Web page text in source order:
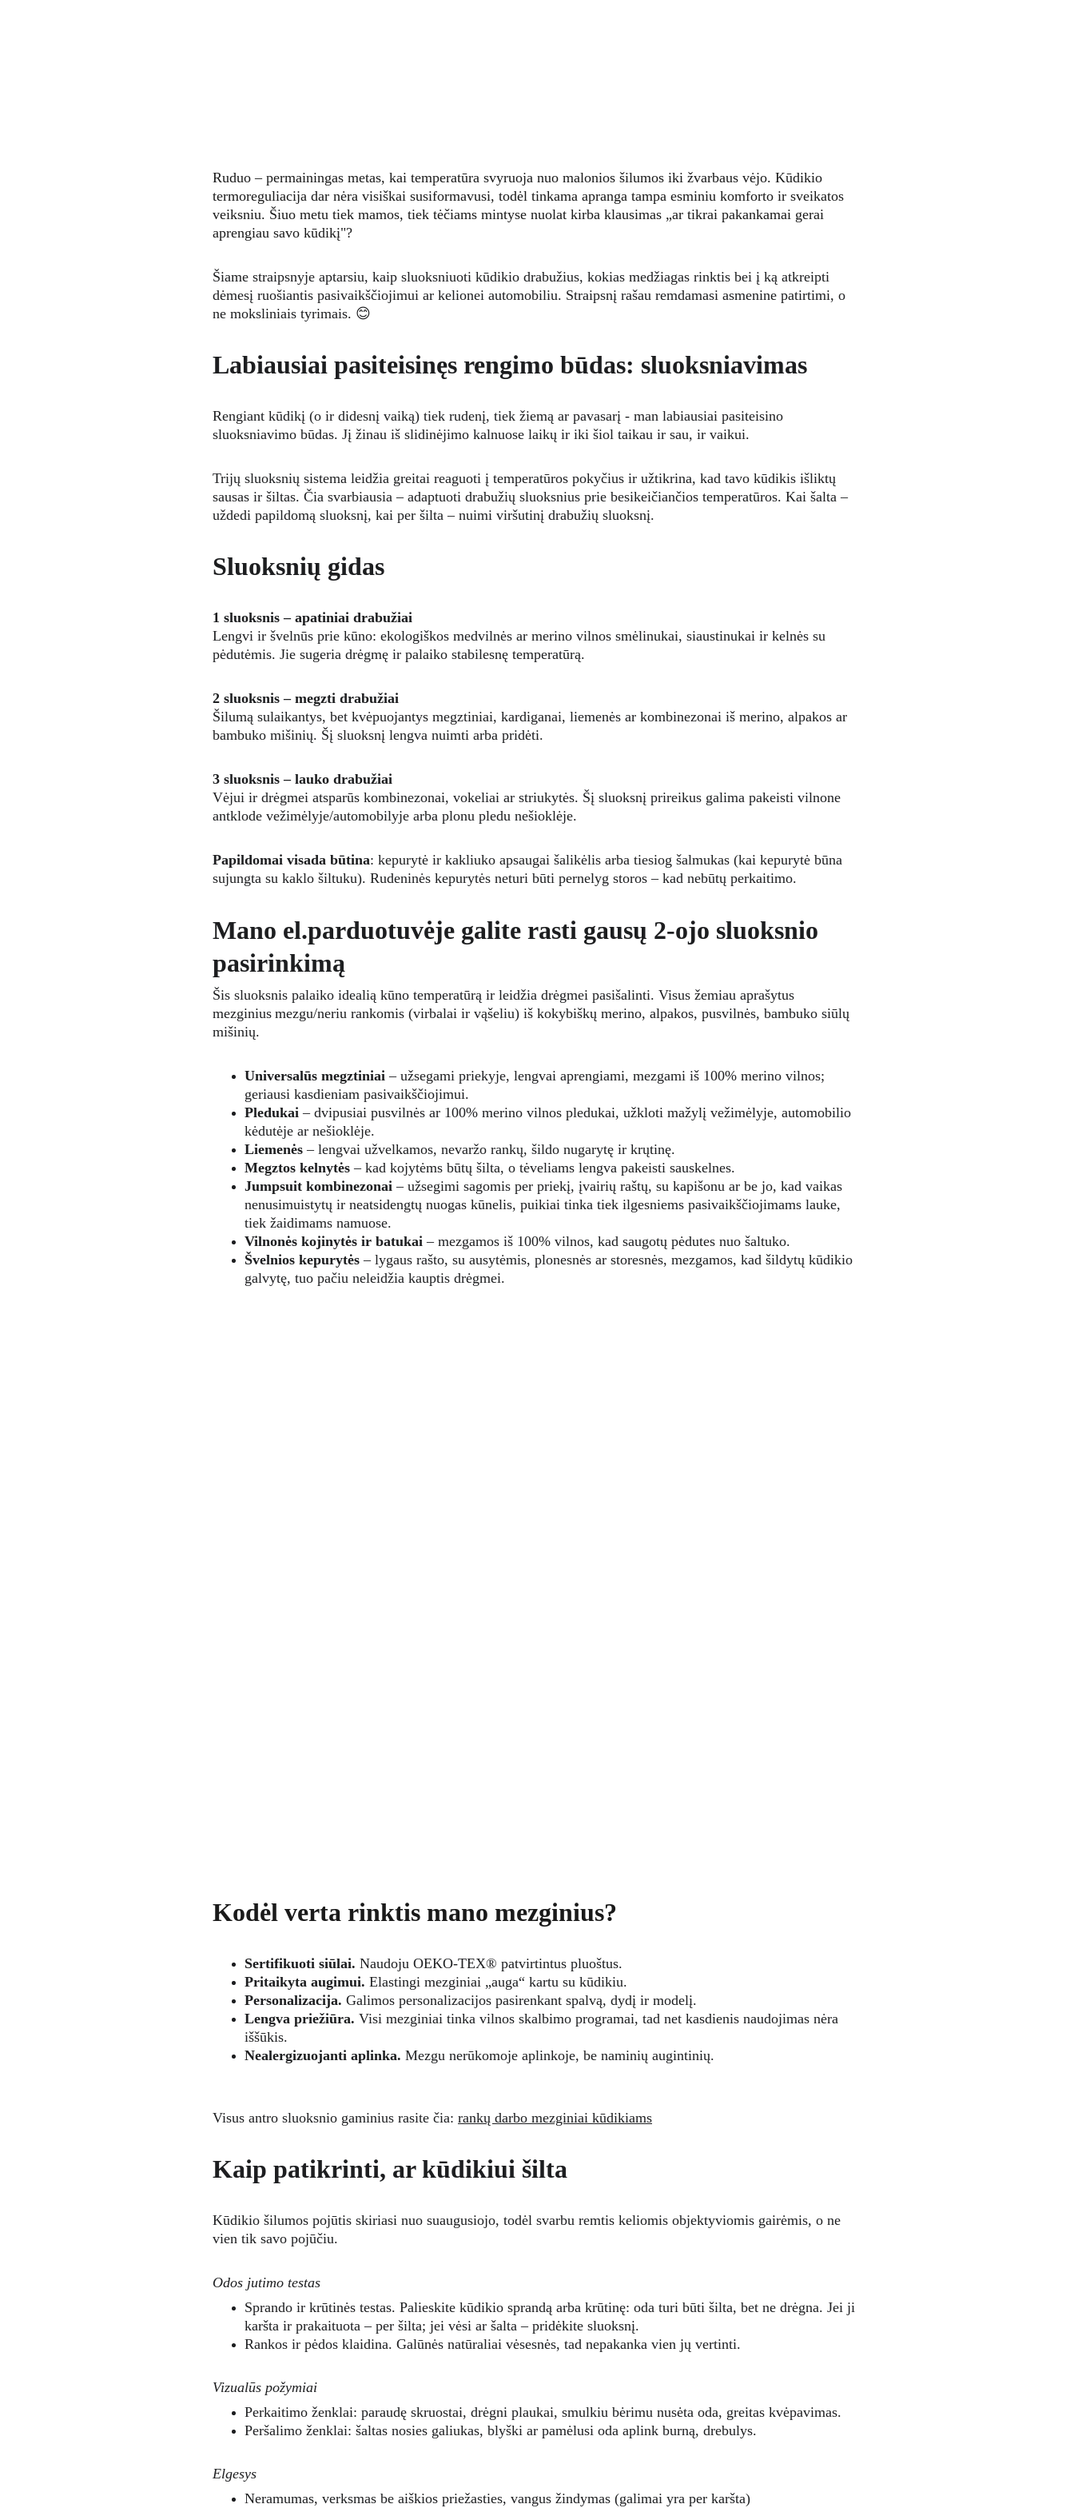
Ruduo – permainingas metas, kai temperatūra svyruoja nuo malonios šilumos iki žvarbaus vėjo. Kūdikio
termoreguliacija dar nėra visiškai susiformavusi, todėl tinkama apranga tampa esminiu komforto ir sveikatos
veiksniu. Šiuo metu tiek mamos, tiek tėčiams mintyse nuolat kirba klausimas „ar tikrai pakankamai gerai
aprengiau savo kūdikį"?
Šiame straipsnyje aptarsiu, kaip sluoksniuoti kūdikio drabužius, kokias medžiagas rinktis bei į ką atkreipti
dėmesį ruošiantis pasivaikščiojimui ar kelionei automobiliu. Straipsnį rašau remdamasi asmenine patirtimi, o
ne moksliniais tyrimais. 😊
Labiausiai pasiteisinęs rengimo būdas: sluoksniavimas
Rengiant kūdikį (o ir didesnį vaiką) tiek rudenį, tiek žiemą ar pavasarį - man labiausiai pasiteisino
sluoksniavimo būdas. Jį žinau iš slidinėjimo kalnuose laikų ir iki šiol taikau ir sau, ir vaikui.
Trijų sluoksnių sistema leidžia greitai reaguoti į temperatūros pokyčius ir užtikrina, kad tavo kūdikis išliktų
sausas ir šiltas. Čia svarbiausia – adaptuoti drabužių sluoksnius prie besikeičiančios temperatūros. Kai šalta –
uždedi papildomą sluoksnį, kai per šilta – nuimi viršutinį drabužių sluoksnį.
Sluoksnių gidas
1 sluoksnis – apatiniai drabužiai
Lengvi ir švelnūs prie kūno: ekologiškos medvilnės ar merino vilnos smėlinukai, siaustinukai ir kelnės su
pėdutėmis. Jie sugeria drėgmę ir palaiko stabilesnę temperatūrą.
2 sluoksnis – megzti drabužiai
Šilumą sulaikantys, bet kvėpuojantys megztiniai, kardiganai, liemenės ar kombinezonai iš merino, alpakos ar
bambuko mišinių. Šį sluoksnį lengva nuimti arba pridėti.
3 sluoksnis – lauko drabužiai
Vėjui ir drėgmei atsparūs kombinezonai, vokeliai ar striukytės. Šį sluoksnį prireikus galima pakeisti vilnone
antklode vežimėlyje/automobilyje arba plonu pledu nešioklėje.
Papildomai visada būtina: kepurytė ir kakliuko apsaugai šalikėlis arba tiesiog šalmukas (kai kepurytė būna
sujungta su kaklo šiltuku). Rudeninės kepurytės neturi būti pernelyg storos – kad nebūtų perkaitimo.
Mano el.parduotuvėje galite rasti gausų 2-ojo sluoksnio
pasirinkimą
Šis sluoksnis palaiko idealią kūno temperatūrą ir leidžia drėgmei pasišalinti. Visus žemiau aprašytus
mezginius mezgu/neriu rankomis (virbalai ir vąšeliu) iš kokybiškų merino, alpakos, pusvilnės, bambuko siūlų
mišinių.
Universalūs megztiniai – užsegami priekyje, lengvai aprengiami, mezgami iš 100% merino vilnos;
geriausi kasdieniam pasivaikščiojimui.
Pledukai – dvipusiai pusvilnės ar 100% merino vilnos pledukai, užkloti mažylį vežimėlyje, automobilio
kėdutėje ar nešioklėje.
Liemenės – lengvai užvelkamos, nevaržo rankų, šildo nugarytę ir krųtinę.
Megztos kelnytės – kad kojytėms būtų šilta, o tėveliams lengva pakeisti sauskelnes.
Jumpsuit kombinezonai – užsegimi sagomis per priekį, įvairių raštų, su kapišonu ar be jo, kad vaikas
nenusimuistytų ir neatsidengtų nuogas kūnelis, puikiai tinka tiek ilgesniems pasivaikščiojimams lauke,
tiek žaidimams namuose.
Vilnonės kojinytės ir batukai – mezgamos iš 100% vilnos, kad saugotų pėdutes nuo šaltuko.
Švelnios kepurytės – lygaus rašto, su ausytėmis, plonesnės ar storesnės, mezgamos, kad šildytų kūdikio
galvytę, tuo pačiu neleidžia kauptis drėgmei.
Kodėl verta rinktis mano mezginius?
Sertifikuoti siūlai. Naudoju OEKO‑TEX® patvirtintus pluoštus.
Pritaikyta augimui. Elastingi mezginiai „auga“ kartu su kūdikiu.
Personalizacija. Galimos personalizacijos pasirenkant spalvą, dydį ir modelį.
Lengva priežiūra. Visi mezginiai tinka vilnos skalbimo programai, tad net kasdienis naudojimas nėra
iššūkis.
Nealergizuojanti aplinka. Mezgu nerūkomoje aplinkoje, be naminių augintinių.
Visus antro sluoksnio gaminius rasite čia: rankų darbo mezginiai kūdikiams
Kaip patikrinti, ar kūdikiui šilta
Kūdikio šilumos pojūtis skiriasi nuo suaugusiojo, todėl svarbu remtis keliomis objektyviomis gairėmis, o ne
vien tik savo pojūčiu.
Odos jutimo testas
Sprando ir krūtinės testas. Palieskite kūdikio sprandą arba krūtinę: oda turi būti šilta, bet ne drėgna. Jei ji
karšta ir prakaituota – per šilta; jei vėsi ar šalta – pridėkite sluoksnį.
Rankos ir pėdos klaidina. Galūnės natūraliai vėsesnės, tad nepakanka vien jų vertinti.
Vizualūs požymiai
Perkaitimo ženklai: paraudę skruostai, drėgni plaukai, smulkiu bėrimu nusėta oda, greitas kvėpavimas.
Peršalimo ženklai: šaltas nosies galiukas, blyški ar pamėlusi oda aplink burną, drebulys.
Elgesys
Neramumas, verksmas be aiškios priežasties, vangus žindymas (galimai yra per karšta)